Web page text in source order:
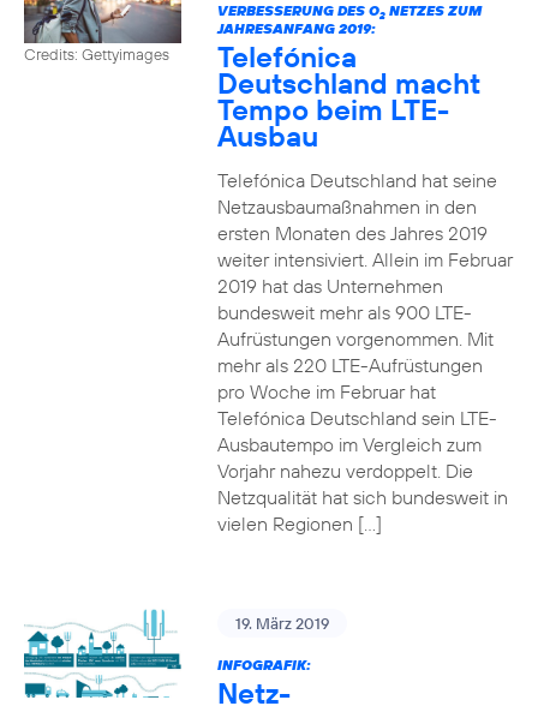
Credits: Gettyimages
VERBESSERUNG DES O2NETZES ZUM
JAHRESANFANG 2019:
Telefónica
Deutschland macht
Tempo beim LTE-
Ausbau
Telefónica Deutschland hat seine
Netzausbaumaßnahmen in den
ersten Monaten des Jahres 2019
weiter intensiviert. Allein im Februar
2019 hat das Unternehmen
bundesweit mehr als 900 LTE-
Aufrüstungen vorgenommen. Mit
mehr als 220 LTE-Aufrüstungen
pro Woche im Februar hat
Telefónica Deutschland sein LTE-
Ausbautempo im Vergleich zum
Vorjahr nahezu verdoppelt. Die
Netzqualität hat sich bundesweit in
vielen Regionen […]
19. März 2019
INFOGRAFIK:
Netz-